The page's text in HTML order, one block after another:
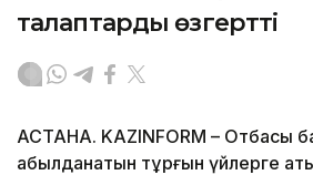
талаптарды өзгертті
АСТАНА. KAZINFORM – Отбасы
қабылданатын тұрғын үйлерге